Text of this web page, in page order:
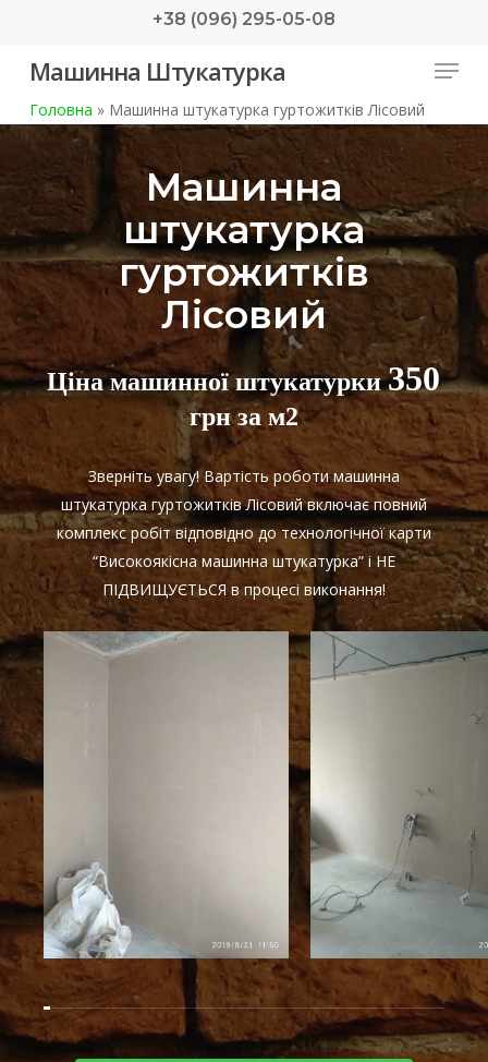
main
+38 (096) 295-05-08
Машинна Штукатурка Menu
Головна »Машинна штукатурка гуртожитків Лісовий
Машинна
штукатурка
гуртожитків
Лісовий
Ціна машинної штукатурки350
грн за м2
Зверніть увагу! Вартість роботи машинна
штукатурка гуртожитків Лісовий включає повний
комплекс робіт відповідно до технологічної карти
“Високоякісна машинна штукатурка” і НЕ
ПІДВИЩУЄТЬСЯ в процесі виконання!